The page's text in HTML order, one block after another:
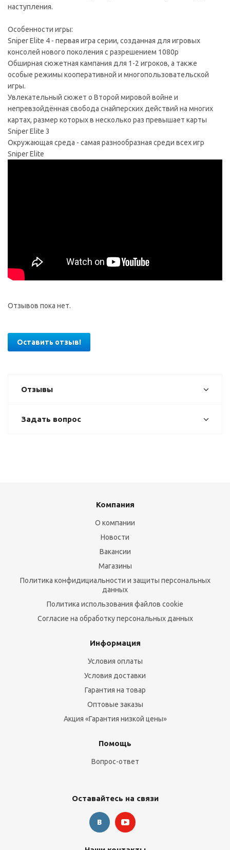
наступления.
Особенности игры:
Sniper Elite 4 - первая игра серии, созданная для игровых
консолей нового поколения с разрешением 1080p
Обширная сюжетная кампания для 1-2 игроков, а также
особые режимы кооперативной и многопользовательской
игры.
Увлекательный сюжет о Второй мировой войне и
непревзойдённая свобода снайперских действий на многих
картах, размер которых в несколько раз превышает карты
Sniper Elite 3
Окружающая среда - самая разнообразная среди всех игр
Sniper Elite
Отзывов пока нет.
Оставить отзыв!
Отзывы
Задать вопрос
Компания
О компании
Новости
Вакансии
Магазины
Политика конфидициальности и защиты персональных
данных
Политика использования файлов cookie
Согласие на обработку персональных данных
Информация
Условия оплаты
Условия доставки
Гарантия на товар
Оптовые заказы
Акция «Гарантия низкой цены»
Помощь
Вопрос-ответ
Оставайтесь на связи